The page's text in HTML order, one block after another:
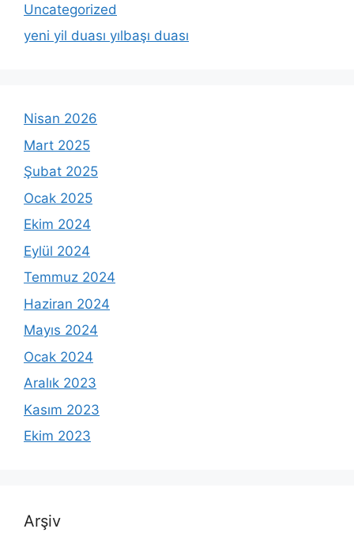
Uncategorized
yeni yil duası yılbaşı duası
Nisan 2026
Mart 2025
Şubat 2025
Ocak 2025
Ekim 2024
Eylül 2024
Temmuz 2024
Haziran 2024
Mayıs 2024
Ocak 2024
Aralık 2023
Kasım 2023
Ekim 2023
Arşiv